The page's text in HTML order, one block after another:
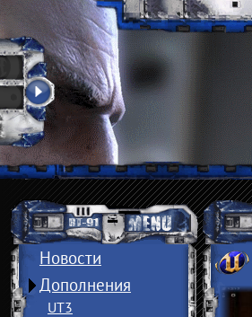
Новости
Дополнения
UT3